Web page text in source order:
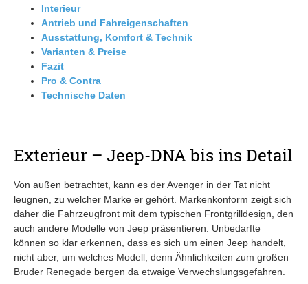
Interieur
Antrieb und Fahreigenschaften
Ausstattung, Komfort & Technik
Varianten & Preise
Fazit
Pro & Contra
Technische Daten
Exterieur – Jeep-DNA bis ins Detail
Von außen betrachtet, kann es der Avenger in der Tat nicht
leugnen, zu welcher Marke er gehört. Markenkonform zeigt sich
daher die Fahrzeugfront mit dem typischen Frontgrilldesign, den
auch andere Modelle von Jeep präsentieren. Unbedarfte
können so klar erkennen, dass es sich um einen Jeep handelt,
nicht aber, um welches Modell, denn Ähnlichkeiten zum großen
Bruder Renegade bergen da etwaige Verwechslungsgefahren.